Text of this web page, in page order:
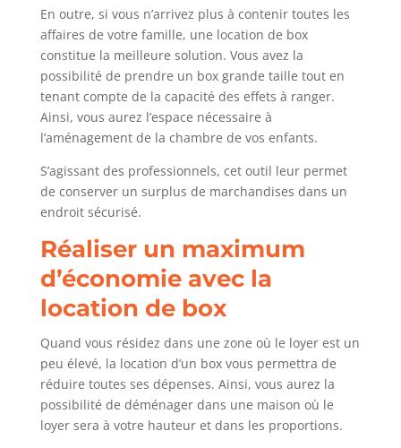
En outre, si vous n’arrivez plus à contenir toutes les
affaires de votre famille, une location de box
constitue la meilleure solution. Vous avez la
possibilité de prendre un box grande taille tout en
tenant compte de la capacité des effets à ranger.
Ainsi, vous aurez l’espace nécessaire à
l’aménagement de la chambre de vos enfants.
S’agissant des professionnels, cet outil leur permet
de conserver un surplus de marchandises dans un
endroit sécurisé.
Réaliser un maximum
d’économie avec la
location de box
Quand vous résidez dans une zone où le loyer est un
peu élevé, la location d’un box vous permettra de
réduire toutes ses dépenses. Ainsi, vous aurez la
possibilité de déménager dans une maison où le
loyer sera à votre hauteur et dans les proportions.